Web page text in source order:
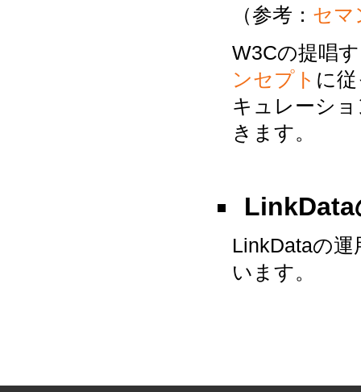
（参考： セマ
W3Cの提唱
ンセプト に
キュレーシ
きます。
LinkData
LinkDataの運
います。